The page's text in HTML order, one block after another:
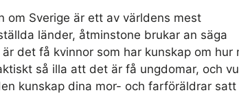
om Sverige är ett av världens mest
länder, åtminstone brukar an säga
det få kvinnor som har kunskap om
så illa att det är få ungdomar, och
kunskap dina mor- och farföräldrar